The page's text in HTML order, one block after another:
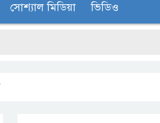
সোশ্যাল মিডিয়া ভিডিও